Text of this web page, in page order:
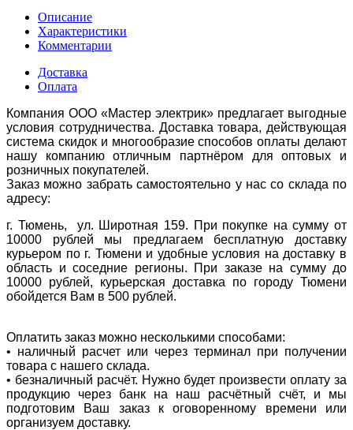
Описание
Характеристики
Комментарии
Доставка
Оплата
Компания ООО «Мастер электрик» предлагает выгодные
условия сотрудничества. Доставка товара, действующая
система скидок и многообразие способов оплаты делают
нашу компанию отличным партнёром для оптовых и
розничных покупателей.
Заказ можно забрать самостоятельно у нас со склада по
адресу:
г. Тюмень, ул. Широтная 159. При покупке на сумму от
10000 рублей мы предлагаем бесплатную доставку
курьером по г. Тюмени и удобные условия на доставку в
область и соседние регионы. При заказе на сумму до
10000 рублей, курьерская доставка по городу Тюмени
обойдется Вам в 500 рублей.
Оплатить заказ можно несколькими способами:
• наличный расчет или через терминал при получении
товара с нашего склада.
• безналичный расчёт. Нужно будет произвести оплату за
продукцию через банк на наш расчётный счёт, и мы
подготовим Ваш заказ к оговоренному времени или
организуем доставку.